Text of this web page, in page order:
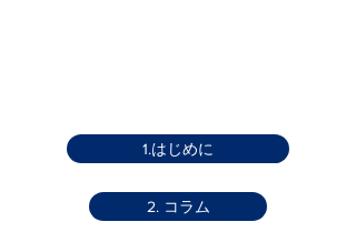
1.はじめに
2. コラム